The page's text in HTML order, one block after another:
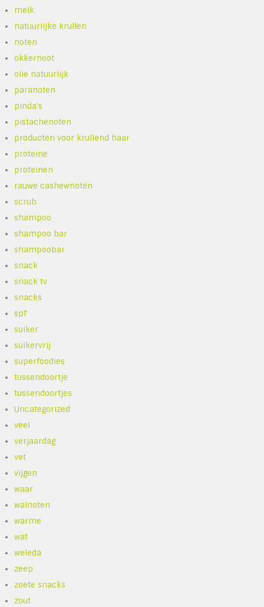
melk
natuurlijke krullen
noten
okkernoot
olie natuurlijk
paranoten
pinda's
pistachenoten
producten voor krullend haar
proteine
proteinen
rauwe cashewnoten
scrub
shampoo
shampoo bar
shampoobar
snack
snack tv
snacks
spf
suiker
suikervrij
superfoodies
tussendoortje
tussendoortjes
Uncategorized
veel
verjaardag
vet
vijgen
waar
walnoten
warme
wat
weleda
zeep
zoete snacks
zout